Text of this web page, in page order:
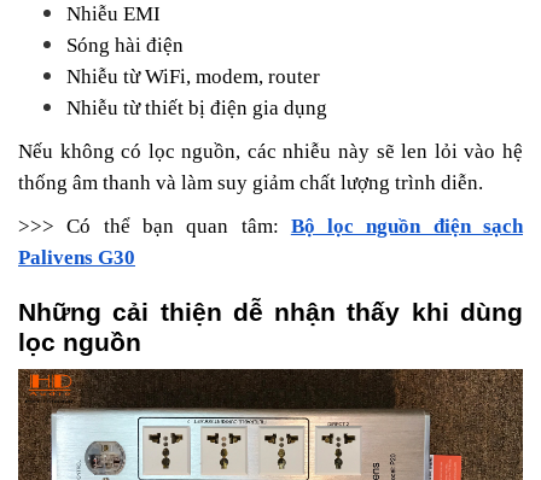
Nhiễu EMI
Sóng hài điện
Nhiễu từ WiFi, modem, router
Nhiễu từ thiết bị điện gia dụng
Nếu không có lọc nguồn, các nhiễu này sẽ len lỏi vào hệ
thống âm thanh và làm suy giảm chất lượng trình diễn.
>>> Có thể bạn quan tâm: Bộ lọc nguồn điện sạch
Palivens G30
Những cải thiện dễ nhận thấy khi dùng
lọc nguồn